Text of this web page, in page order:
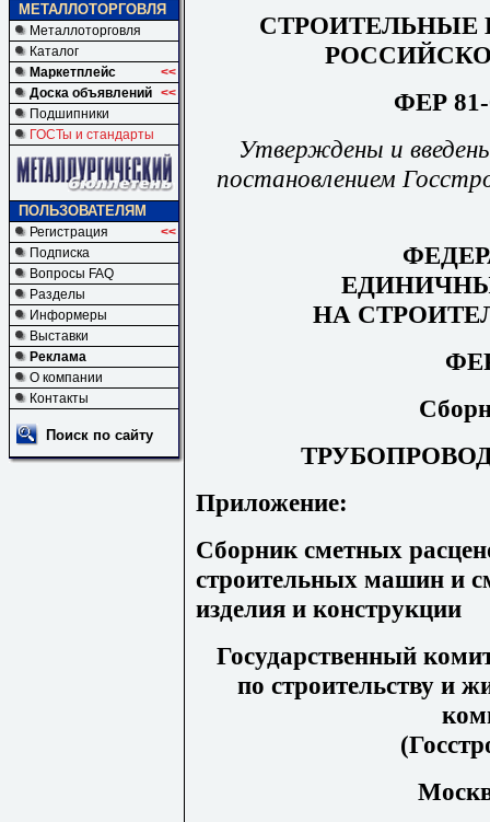
МЕТАЛЛОТОРГОВЛЯ
Металлоторговля
Каталог
Маркетплейс
<<
Доска объявлений <<
Подшипники
ГОСТы и стандарты
ПОЛЬЗОВАТЕЛЯМ
Регистрация
<<
Подписка
Вопросы FAQ
Разделы
Информеры
Выставки
Реклама
О компании
Контакты
Поиск по сайту
СТРОИТЕЛЬНЫЕ
ФЕР 81-
Утверждены и
постановлением
НА
Приложение:
Сборник сметных
строительных машин и
изделия и конструкции
Государственный
по строительству и